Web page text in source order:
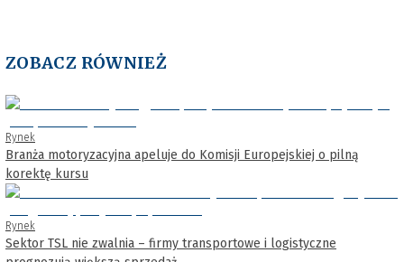
ZOBACZ RÓWNIEŻ
Rynek
Branża motoryzacyjna apeluje do Komisji Europejskiej o pilną
korektę kursu
Rynek
Sektor TSL nie zwalnia – firmy transportowe i logistyczne